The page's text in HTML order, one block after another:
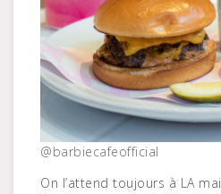
@barbiecafeofficial
On l’attend toujours à LA